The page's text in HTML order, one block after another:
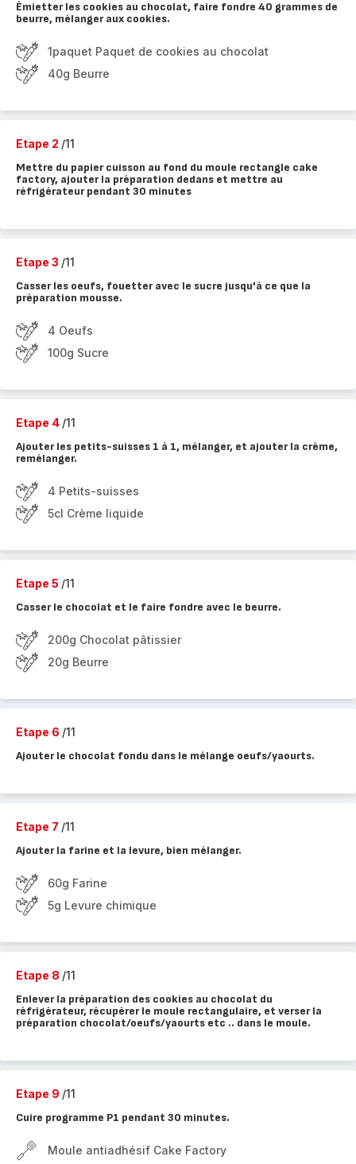
Émietter les cookies au chocolat, faire fondre 40 grammes de
beurre, mélanger aux cookies.
1paquet Paquet de cookies au chocolat
40g Beurre
Etape 2 /11
Mettre du papier cuisson au fond du moule rectangle cake
factory, ajouter la préparation dedans et mettre au
réfrigérateur pendant 30 minutes
Etape 3 /11
Casser les oeufs, fouetter avec le sucre jusqu'à ce que la
préparation mousse.
4 Oeufs
100g Sucre
Etape 4 /11
Ajouter les petits-suisses 1 à 1, mélanger, et ajouter la crème,
remélanger.
4 Petits-suisses
5cl Crème liquide
Etape 5 /11
Casser le chocolat et le faire fondre avec le beurre.
200g Chocolat pâtissier
20g Beurre
Etape 6 /11
Ajouter le chocolat fondu dans le mélange oeufs/yaourts.
Etape 7 /11
Ajouter la farine et la levure, bien mélanger.
60g Farine
5g Levure chimique
Etape 8 /11
Enlever la préparation des cookies au chocolat du
réfrigérateur, récupérer le moule rectangulaire, et verser la
préparation chocolat/oeufs/yaourts etc .. dans le moule.
Etape 9 /11
Cuire programme P1 pendant 30 minutes.
Moule antiadhésif Cake Factory